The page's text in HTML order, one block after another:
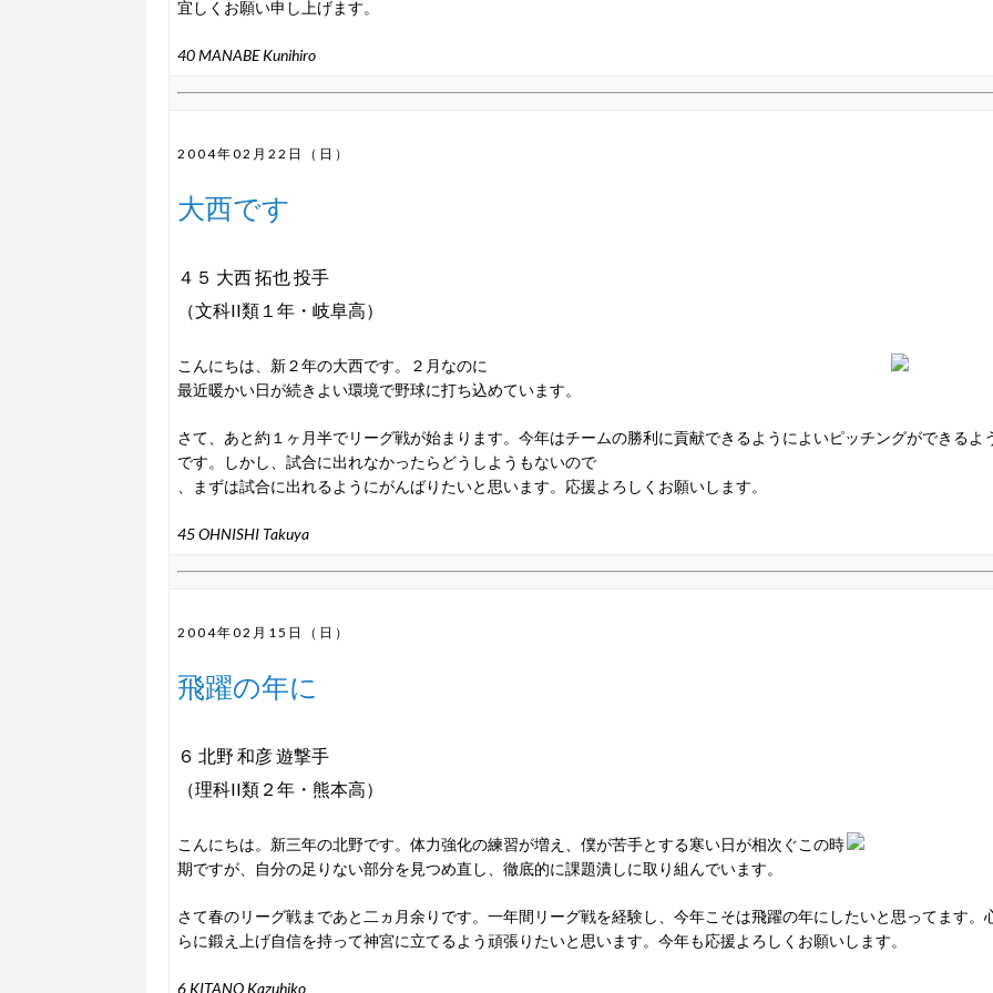
宜しくお願い申し上げます。
40 MANABE Kunihiro
2004年02月22日（日）
大西です
４５ 大西 拓也 投手
（文科II類１年・岐阜高）
こんにちは、新２年の大西です。２月なのに
最近暖かい日が続きよい環境で野球に打ち込めています。
さて、あと約１ヶ月半でリーグ戦が始まります。今年はチームの勝利に貢献できるようによいピッチングができるよ
です。しかし、試合に出れなかったらどうしようもないので
、まずは試合に出れるようにがんばりたいと思います。応援よろしくお願いします。
45 OHNISHI Takuya
2004年02月15日（日）
飛躍の年に
６ 北野 和彦 遊撃手
（理科II類２年・熊本高）
こんにちは。新三年の北野です。体力強化の練習が増え、僕が苦手とする寒い日が相次ぐこの時
期ですが、自分の足りない部分を見つめ直し、徹底的に課題潰しに取り組んでいます。
さて春のリーグ戦まであと二ヵ月余りです。一年間リーグ戦を経験し、今年こそは飛躍の年にしたいと思ってます。
らに鍛え上げ自信を持って神宮に立てるよう頑張りたいと思います。今年も応援よろしくお願いします。
6 KITANO Kazuhiko